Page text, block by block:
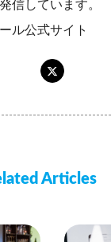
発信していま
ル公式サイト
Articles